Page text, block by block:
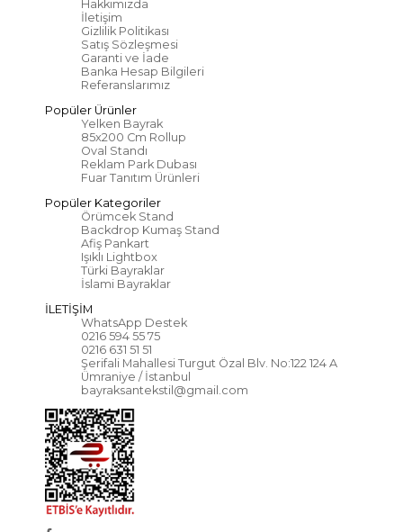
Hakkımızda
İletişim
Gizlilik Politikası
Satış Sözleşmesi
Garanti ve İade
Banka Hesap Bilgileri
Referanslarımız
Popüler Ürünler
Yelken Bayrak
85x200 Cm Rollup
Oval Standı
Reklam Park Dubası
Fuar Tanıtım Ürünleri
Popüler Kategoriler
Örümcek Stand
Backdrop Kumaş Stand
Afiş Pankart
Işıklı Lightbox
Türki Bayraklar
İslami Bayraklar
İLETİŞİM
WhatsApp Destek
0216 594 55 75
0216 631 51 51
Şerifali Mahallesi Turgut Özal Blv. No:122 124 A
Ümraniye / İstanbul
bayraksantekstil@gmail.com